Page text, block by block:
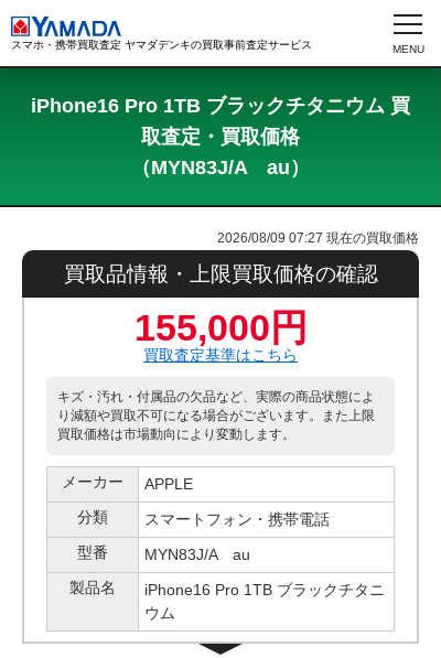
スマホ・携帯買取査定 ヤマダデンキの買取事前査定サービス
iPhone16 Pro 1TB ブラックチタニウム 買
取査定・買取価格
（MYN83J/A au）
2026/08/09 07:27 現在の買取価格
買取品情報・上限買取価格の確認
155,000円
買取査定基準はこちら
キズ・汚れ・付属品の欠品など、実際の商品状態によ
り減額や買取不可になる場合がございます。また上限
買取価格は市場動向により変動します。
メーカー
APPLE
分類
スマートフォン・携帯電話
型番
MYN83J/A au
製品名
iPhone16 Pro 1TB ブラックチタニ
ウム